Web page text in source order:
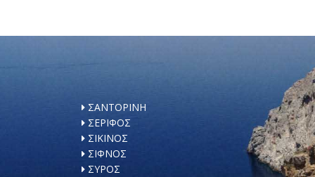
ΣΑΝΤΟΡΙΝΗ
ΣΕΡΙΦΟΣ
ΣΙΚΙΝΟΣ
ΣΙΦΝΟΣ
ΣΥΡΟΣ